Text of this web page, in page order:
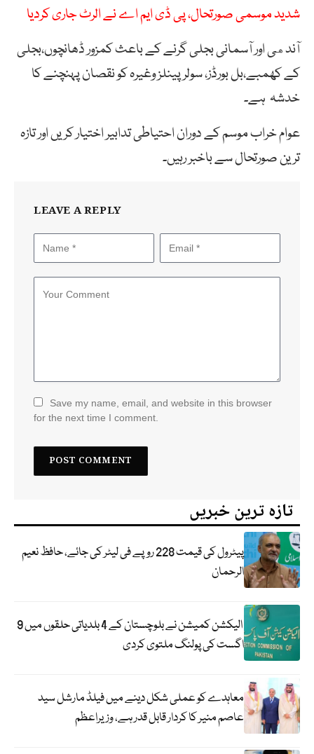
شدید موسمی صورتحال، پی ڈی ایم اے نے الرٹ جاری کردیا
آندهی اور آسمانی بجلی گرنے کے باعث کمزور ڈھانچوں،بجلی
کے کھمبے،بل بورڈز، سولر پینلز وغیرہ کو نقصان پہنچنے کا
خدشہ ہے۔
عوام خراب موسم کے دوران احتیاطی تدابیر اختیار کریں اور تازہ
ترین صورتحال سے باخبر رہیں۔
LEAVE A REPLY
Save my name, email, and website in this browser
for the next time I comment.
تازہ ترین خبریں
پیٹرول کی قیمت 228 روپے فی لیٹر کی جائے، حافظ نعیم
الرحمان
الیکشن کمیشن نے بلوچستان کے 4 بلدیاتی حلقوں میں 9
اگست کی پولنگ ملتوی کردی
معاہدے کو عملی شکل دینے میں فیلڈ مارشل سید
عاصم منیر کا کردار قابل قدر ہے، وزیراعظم